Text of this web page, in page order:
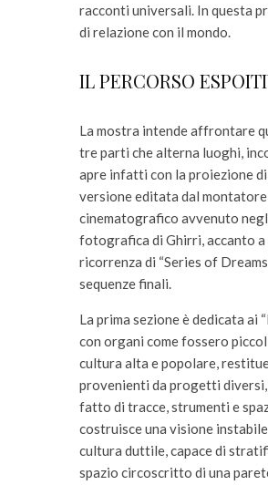
racconti universali. In questa
di relazione con il mondo.
IL PERCORSO
La mostra intende affrontare
tre parti che alterna luoghi,
apre infatti con la proiezione
versione editata dal
cinematografico avvenuto
fotografica di Ghirri, accanto a
ricorrenza di “Series of
sequenze finali.
La prima sezione è dedicata ai
con organi come fossero
cultura alta e popolare,
provenienti da progetti
fatto di tracce, strumenti e
costruisce una visione
cultura duttile, capace di
spazio circoscritto di una